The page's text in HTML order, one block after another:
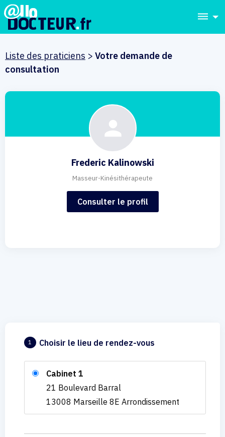
dehaze
Liste des praticiens > Votre demande de
consultation
Frederic Kalinowski
Masseur-Kinésithérapeute
Consulter le profil
1 Choisir le lieu de rendez-vous
Cabinet 1
21 Boulevard Barral
13008 Marseille 8E Arrondissement